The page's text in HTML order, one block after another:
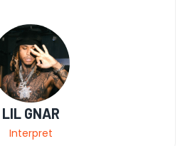
LIL GNAR
Interpret